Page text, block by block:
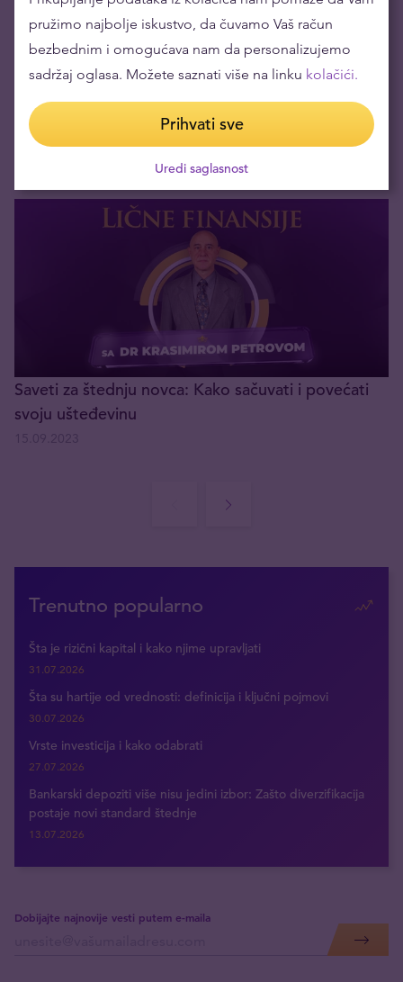
Koja je čistoća investicionog zlata
Saveti za štednju novca: Kako sačuvati i povećati
svoju ušteđevinu
Trenutno popularno
Šta je rizični kapital i kako njime upravljati
31.07.2026
Šta su hartije od vrednosti: definicija i ključni pojmovi
30.07.2026
Vrste investicija i kako odabrati
27.07.2026
Bankarski depoziti više nisu jedini izbor: Zašto diverzifikacija
postaje novi standard štednje
13.07.2026
Dobijajte najnovije vesti putem e-maila
pružimo najbolje iskustvo, da čuvamo Vaš račun
bezbednim i omogućava nam da personalizujemo
sadržaj oglasa. Možete saznati više na linku kolačići.
Prihvati sve
Uredi saglasnost